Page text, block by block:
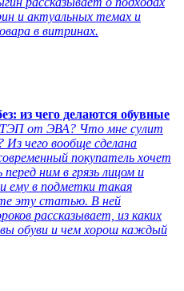
и актуальных темах и
в витринах.
из чего делаются обувные
от ЭВА? Что мне сулит
чего вообще сделана
покупатель хочет
ним в грязь лицом и
ему в подметки такая
эту статью. В ней
рассказывает, из каких
обуви и чем хорош каждый